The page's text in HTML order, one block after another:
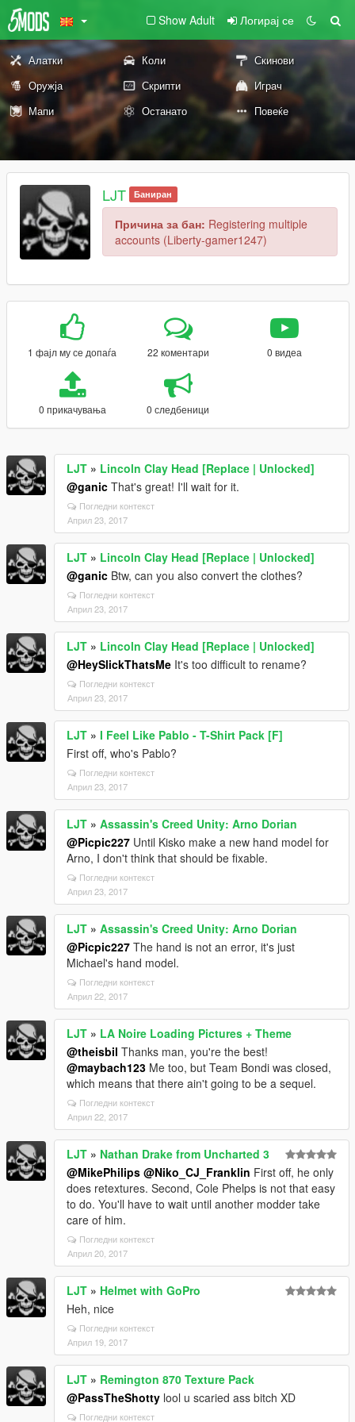
Show Adult Логирај се
Алатки Коли
Скинови
Оружја
Скрипти
Играч
Мапи
Останато Повеќе
LJT Баниран
Причина за бан: Registering multiple
accounts (Liberty-gamer1247)
1 фајл му се допаѓа 22 коментари 0 видеа
0 прикачувања 0 следбеници
LJT » Lincoln Clay Head [Replace | Unlocked]
@ganic That's great! I'll wait for it.
Погледни контекст
Април 23, 2017
LJT » Lincoln Clay Head [Replace | Unlocked]
@ganic Btw, can you also convert the clothes?
Погледни контекст
Април 23, 2017
LJT » Lincoln Clay Head [Replace | Unlocked]
@HeySlickThatsMe It's too difficult to rename?
Погледни контекст
Април 23, 2017
LJT » I Feel Like Pablo - T-Shirt Pack [F]
First off, who's Pablo?
Погледни контекст
Април 23, 2017
LJT » Assassin's Creed Unity: Arno Dorian
@Picpic227 Until Kisko make a new hand model for
Arno, I don't think that should be fixable.
Погледни контекст
Април 23, 2017
LJT » Assassin's Creed Unity: Arno Dorian
@Picpic227 The hand is not an error, it's just
Michael's hand model.
Погледни контекст
Април 22, 2017
LJT » LA Noire Loading Pictures + Theme
@theisbil Thanks man, you're the best!
@maybach123 Me too, but Team Bondi was closed,
which means that there ain't going to be a sequel.
Погледни контекст
Април 22, 2017
LJT » Nathan Drake from Uncharted 3
@MikePhilips @Niko_CJ_Franklin First off, he only
does retextures. Second, Cole Phelps is not that easy
to do. You'll have to wait until another modder take
care of him.
Погледни контекст
Април 20, 2017
LJT » Helmet with GoPro
Heh, nice
Погледни контекст
Април 19, 2017
LJT » Remington 870 Texture Pack
@PassTheShotty lool u scaried ass bitch XD
Погледни контекст